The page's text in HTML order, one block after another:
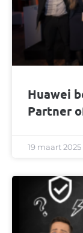
Huawei
Partner
19 maart 2025